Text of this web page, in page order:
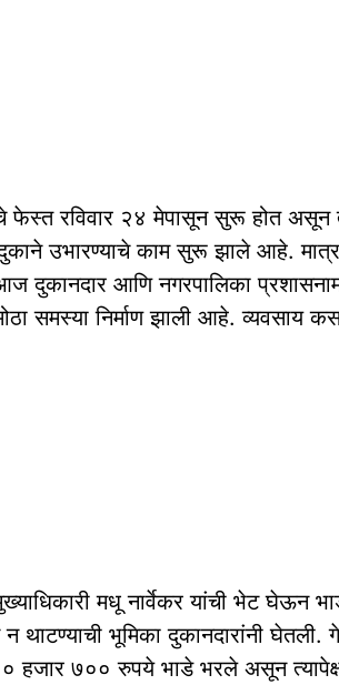
फेस्त रविवार २४ मेपासून सुरू होत असून
दुकाने उभारण्याचे काम सुरू झाले आहे.
दुकानदार आणि नगरपालिका
समस्या निर्माण झाली आहे. व्यवसाय
मधू नार्वेकर यांची भेट घेऊन
भूमिका दुकानदारांनी घेतली.
हजार ७०० रुपये भाडे भरले असून